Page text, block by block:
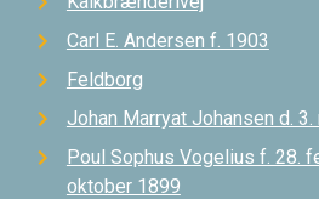
Carl E. Andersen f. 1903
Feldborg
Johan Marryat Johansen d. 3.
Poul Sophus Vogelius f. 28.
oktober 1899